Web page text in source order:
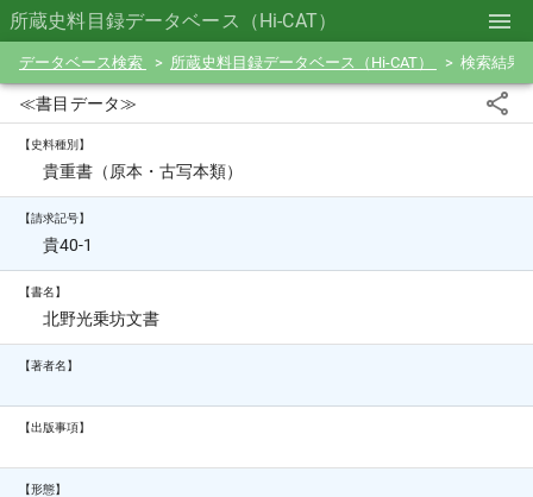
所蔵史料目録データベース（Hi-CAT）
データベース検索 所蔵史料目録データベース（Hi-CAT） 検索結果
≪書目データ≫
【史料種別】
貴重書（原本・古写本類）
【請求記号】
貴40-1
【書名】
北野光乗坊文書
【著者名】
【出版事項】
【形態】